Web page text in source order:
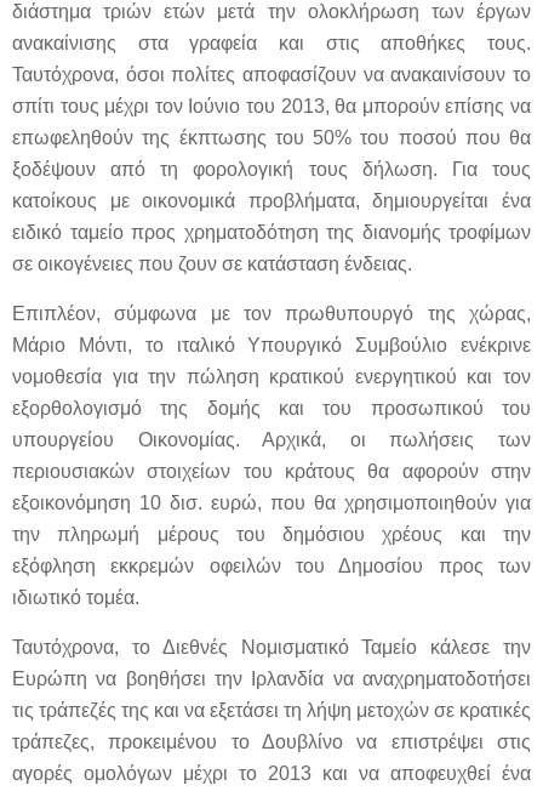
διάστημα τριών ετών μετά την ολοκλήρωση των έργων
ανακαίνισης στα γραφεία και στις αποθήκες τους.
Ταυτόχρονα, όσοι πολίτες αποφασίζουν να ανακαινίσουν το
σπίτι τους μέχρι τον Ιούνιο του 2013, θα μπορούν επίσης να
επωφεληθούν της έκπτωσης του 50% του ποσού που θα
ξοδέψουν από τη φορολογική τους δήλωση. Για τους
κατοίκους με οικονομικά προβλήματα, δημιουργείται ένα
ειδικό ταμείο προς χρηματοδότηση της διανομής τροφίμων
σε οικογένειες που ζουν σε κατάσταση ένδειας.
Επιπλέον, σύμφωνα με τον πρωθυπουργό της χώρας,
Μάριο Μόντι, το ιταλικό Υπουργικό Συμβούλιο ενέκρινε
νομοθεσία για την πώληση κρατικού ενεργητικού και τον
εξορθολογισμό της δομής και του προσωπικού του
υπουργείου Οικονομίας. Αρχικά, οι πωλήσεις των
περιουσιακών στοιχείων του κράτους θα αφορούν στην
εξοικονόμηση 10 δισ. ευρώ, που θα χρησιμοποιηθούν για
την πληρωμή μέρους του δημόσιου χρέους και την
εξόφληση εκκρεμών οφειλών του Δημοσίου προς των
ιδιωτικό τομέα.
Ταυτόχρονα, το Διεθνές Νομισματικό Ταμείο κάλεσε την
Ευρώπη να βοηθήσει την Ιρλανδία να αναχρηματοδοτήσει
τις τράπεζές της και να εξετάσει τη λήψη μετοχών σε κρατικές
τράπεζες, προκειμένου το Δουβλίνο να επιστρέψει στις
αγορές ομολόγων μέχρι το 2013 και να αποφευχθεί ένα